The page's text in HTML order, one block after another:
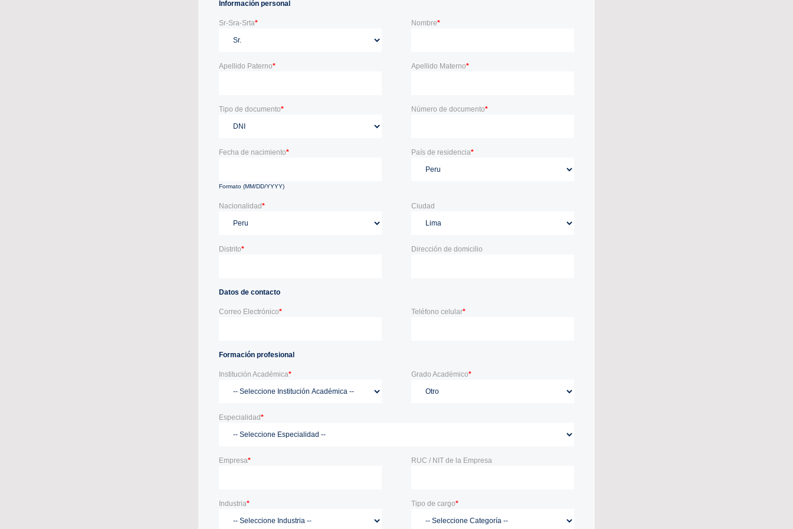
Información personal
Sr-Sra-Srta* Nombre*
Apellido Paterno* Apellido Materno*
Tipo de documento* Número de documento*
Fecha de nacimiento*
Formato (MM/DD/YYYY)
País de residencia*
Nacionalidad* Ciudad
Distrito* Dirección de domicilio
Datos de contacto
Correo Electrónico* Teléfono celular*
Formación profesional
Institución Académica* Grado Académico*
Especialidad*
Empresa* RUC / NIT de la Empresa
Industria* Tipo de cargo*